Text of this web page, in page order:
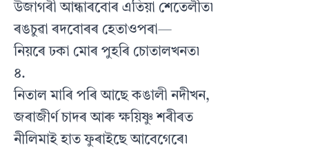
উজাগৰী আন্ধাৰবোৰ এতিয়া শেতেলীত৷
ৰঙচুৱা ৰদবোৰৰ হেতাওপৰা—
নিয়ৰে ঢকা মোৰ পুহৰি চোতালখনত৷
৪.
নিতাল মাৰি পৰি আছে কঙালী নদীখন,
জৰাজীৰ্ণ চাদৰ আৰু ক্ষয়িষ্ণু শৰীৰত
নীলিমাই হাত ফুৰাইছে আবেগেৰে৷